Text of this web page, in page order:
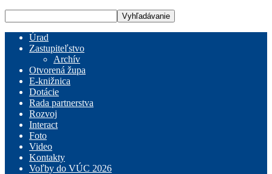
Úrad
Zastupiteľstvo
Archív
Otvorená župa
E-knižnica
Dotácie
Rada partnerstva
Rozvoj
Interact
Foto
Video
Kontakty
Voľby do VÚC 2026